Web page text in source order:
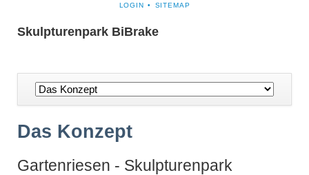
NAVIGATION
LOGIN SITEMAP
Skulpturenpark BiBrake
Navigation
überspringen
Das Konzept
Gartenriesen - Skulpturenpark